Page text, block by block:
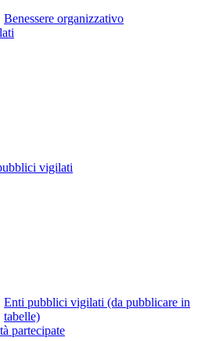
Benessere organizzativo
vigilati
Enti pubblici vigilati (da pubblicare in
tabelle)
partecipate